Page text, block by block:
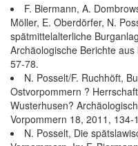
F. Biermann, A.
Möller, E. Oberdörfer, N.
spätmittelalterliche
Archäologische Berichte
57-78.
N. Posselt/F. Ruchhöft,
Ostvorpommern ?
Wusterhusen?
Vorpommern 18, 2011, 134-
N. Posselt, Die